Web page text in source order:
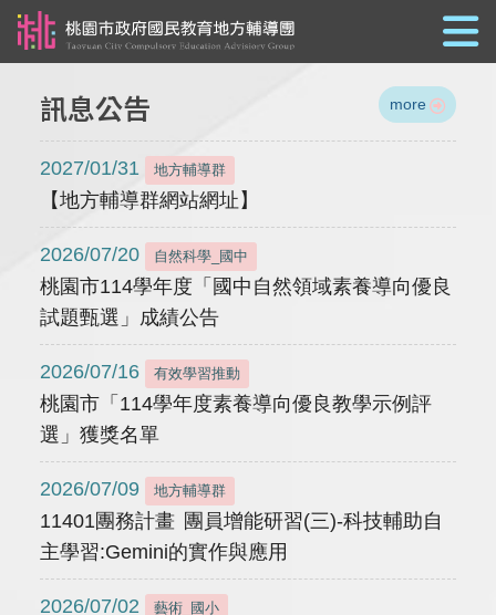
訊息公告 more
2027/01/31 地方輔導群
【地方輔導群網站網址】
2026/07/20 自然科學_國中
桃園市114學年度「國中自然領域素養導向優良
試題甄選」成績公告
2026/07/16 有效學習推動
桃園市「114學年度素養導向優良教學示例評
選」獲獎名單
2026/07/09 地方輔導群
11401團務計畫 團員增能研習(三)-科技輔助自
主學習:Gemini的實作與應用
2026/07/02 藝術_國小